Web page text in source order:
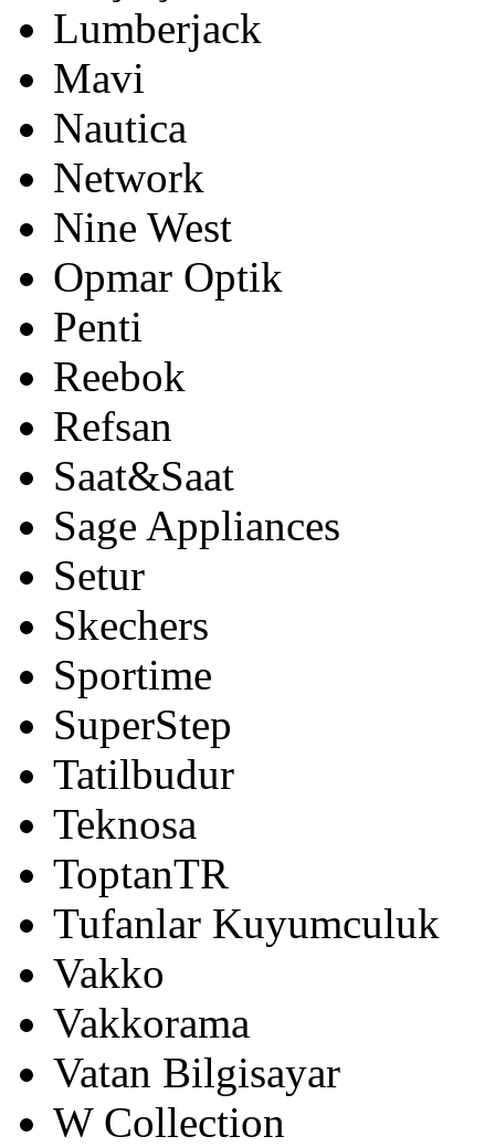
Lumberjack
Mavi
Nautica
Network
Nine West
Opmar Optik
Penti
Reebok
Refsan
Saat&Saat
Sage Appliances
Setur
Skechers
Sportime
SuperStep
Tatilbudur
Teknosa
ToptanTR
Tufanlar Kuyumculuk
Vakko
Vakkorama
Vatan Bilgisayar
W Collection